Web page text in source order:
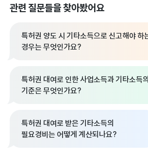
관련 질문들을 찾아봤어요
특허권 양도 시 기타소득으로 신고해야 하
경우는 무엇인가요?
특허권 대여로 인한 사업소득과 기타소득
기준은 무엇인가요?
특허권 대여로 받은 기타소득의
필요경비는 어떻게 계산되나요?